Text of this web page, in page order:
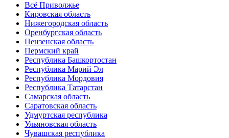
Всё Приволжье
Кировская область
Нижегородская область
Оренбургская область
Пензенская область
Пермский край
Республика Башкортостан
Республика Марий Эл
Республика Мордовия
Республика Татарстан
Самарская область
Саратовская область
Удмуртская республика
Ульяновская область
Чувашская республика